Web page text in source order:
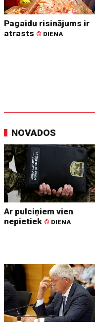
Pagaidu risinājums ir
atrasts © DIENA
NOVADOS
Ar pulciņiem vien
nepietiek © DIENA